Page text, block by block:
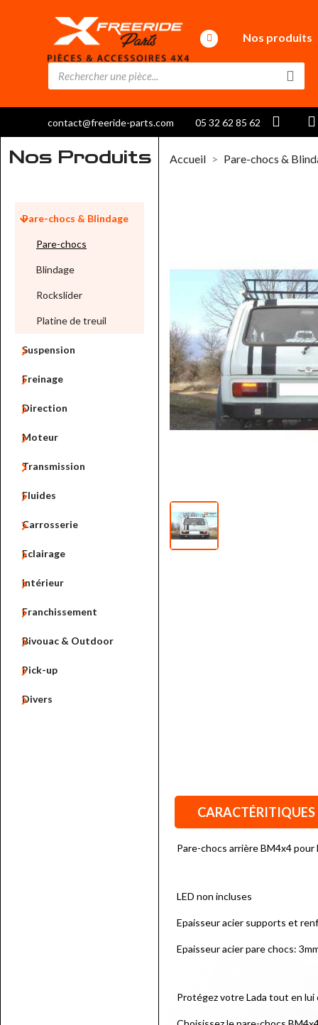
Nos produits
contact@freeride-parts.com 05 32 62 85 62
Accueil Pare-chocs &
Nos Produits
Pare-chocs & Blindage

Pare-chocs
Blindage
Rockslider
Platine de treuil
Suspension

Freinage

Direction

Moteur

Transmission

Fluides

Carrosserie

Eclairage

Intérieur

Franchissement

Bivouac & Outdoor

Pick-up

Divers

CARACTÉRITIQUES
Pare-chocs arrière BM4x4 pour
LED non incluses
Epaisseur acier supports et
Epaisseur acier pare chocs:
Protégez votre Lada tout en